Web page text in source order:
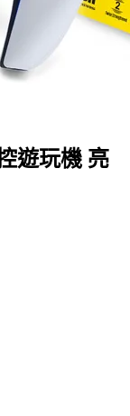
遊玩機 亮